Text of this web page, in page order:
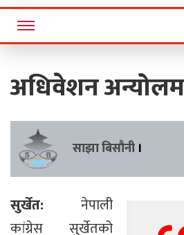
अधिवेशन
साझा बिसौनी ।
सुर्खेत: नेपाली
कांग्रेस सुर्खेतको